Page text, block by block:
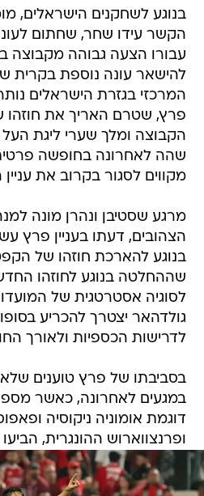
בנוגע לשחקנים הישראלים,
הקשר עידו שחר, שחתום
עבורו הצעה גבוהה מקבוצה
להישאר עונה נוספת בקרית
המרכזי בגזרת הישראלים
פרץ, שטרם האריך את חוזהו
הקבוצה ומלך שערי ליגת
שהה לאחרונה בחופשה
מקווים לסגור בקרוב את
מרגע שסטיבן ונהרן מונה
הצהובים, דעתו בעניין פרץ
בנוגע להארכת חוזהו של
שההחלטה בנוגע לחוזהו
לסוגיה אסטרטגית של
גולדהאר יצטרך להכריע
לדרישות הכספיות ולאורך
בסביבתו של פרץ טוענים
במגעים לאחרונה, כאשר
דוגמת אומוניה ניקוסיה
ופרנצווארוש ההונגרית, הביעו